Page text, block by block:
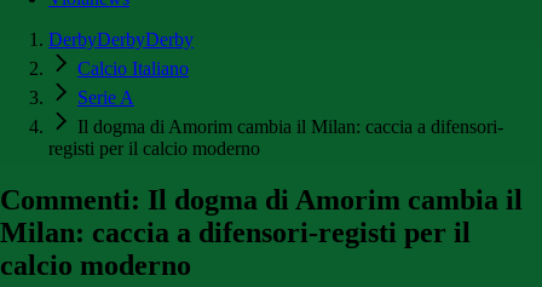
DerbyDerbyDerby
Calcio Italiano
Serie A
Il dogma di Amorim cambia il Milan: caccia a difensori-
registi per il calcio moderno
Commenti: Il dogma di Amorim cambia il
Milan: caccia a difensori-registi per il
calcio moderno